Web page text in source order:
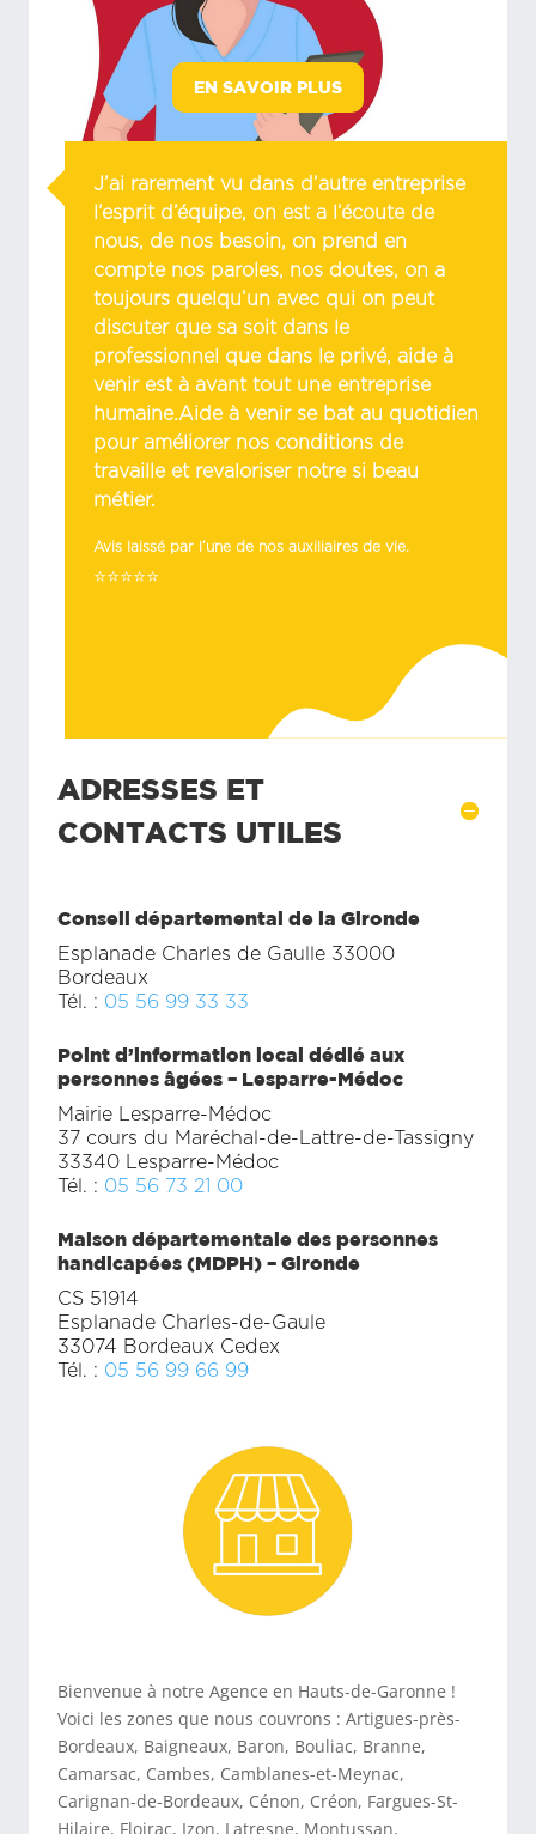
Bienvenue à notre Agence en Hauts-de-Garonne !
Voici les zones que nous couvrons : Artigues-près-
Bordeaux, Baigneaux, Baron, Bouliac, Branne,
Camarsac, Cambes, Camblanes-et-Meynac,
Carignan-de-Bordeaux, Cénon, Créon, Fargues-St-
Hilaire, Floirac, Izon, Latresne, Montussan,
EN SAVOIR PLUS
J’ai rarement vu dans d’autre entreprise
l’esprit d’équipe, on est a l’écoute de
nous, de nos besoin, on prend en
compte nos paroles, nos doutes, on a
toujours quelqu’un avec qui on peut
discuter que sa soit dans le
professionnel que dans le privé, aide à
venir est à avant tout une entreprise
humaine.Aide à venir se bat au quotidien
pour améliorer nos conditions de
travaille et revaloriser notre si beau
métier.
Avis laissé par l’une de nos auxiliaires de vie.
⭐⭐⭐⭐⭐
ADRESSES ET
CONTACTS UTILES
Conseil départemental de la Gironde
Esplanade Charles de Gaulle 33000
Bordeaux
Tél. : 05 56 99 33 33
Point d’information local dédié aux
personnes âgées – Lesparre-Médoc
Mairie Lesparre-Médoc
37 cours du Maréchal-de-Lattre-de-Tassigny
33340 Lesparre-Médoc
Tél. : 05 56 73 21 00
Maison départementale des personnes
handicapées (MDPH) – Gironde
CS 51914
Esplanade Charles-de-Gaule
33074 Bordeaux Cedex
Tél. : 05 56 99 66 99